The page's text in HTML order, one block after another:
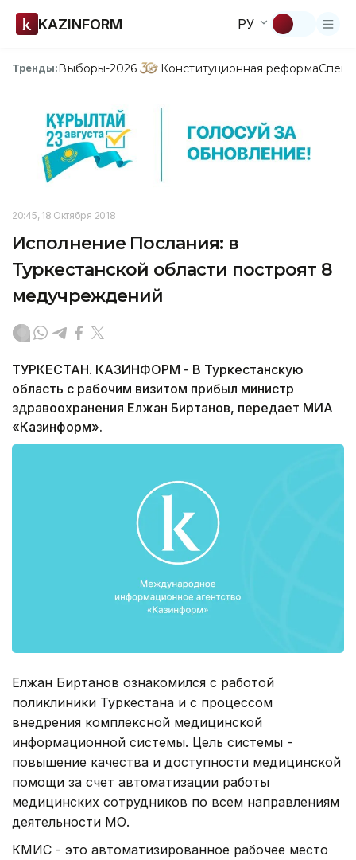
KAZINFORM РУ
Тренды:Выборы-2026 Конституционная реформа
20:45, 18 Октября 2018
Исполнение Послания: в
Туркестанской области построят 8
медучреждений
ТУРКЕСТАН. КАЗИНФОРМ - В Туркестанскую
область с рабочим визитом прибыл министр
здравоохранения Елжан Биртанов, передает МИА
«Казинформ».
Елжан Биртанов ознакомился с работой
поликлиники Туркестана и с процессом
внедрения комплексной медицинской
информационной системы. Цель системы -
повышение качества и доступности медицинской
помощи за счет автоматизации работы
медицинских сотрудников по всем направлениям
деятельности МО.
КМИС - это автоматизированное рабочее место